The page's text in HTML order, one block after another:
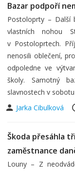
Bazar podpoří
Postoloprty – Další
vlastních nohou
v Postoloprtech.
nenosili oblečení,
odpoledne ve
školy. Samotný
slavnostech v
Jarka Cibulková
Škoda přesáhla
zaměstnance
Louny – Z